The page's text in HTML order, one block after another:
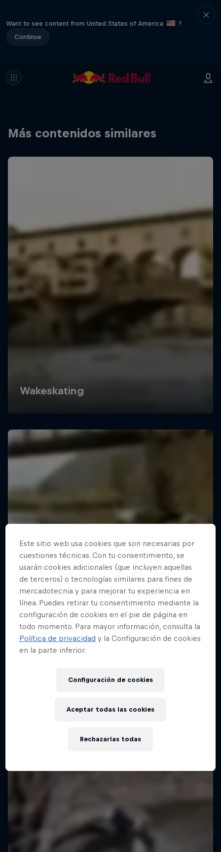
Want to see content from United States of America
?
Continue
Más contenidos similares
Este sitio web usa cookies que son necesarias por
cuestiones técnicas. Con tu consentimiento, se
usarán cookies adicionales (que incluyen aquellas
de terceros) o tecnologías similares para fines de
mercadotecnia y para mejorar tu experiencia en
línea. Puedes retirar tu consentimiento mediante la
configuración de cookies en el pie de página en
todo momento. Para mayor información, consulta la
Política de privacidad y la Configuración de cookies
en la parte inferior.
Configuración de cookies
Rechazarlas todas
Aceptar todas las cookies